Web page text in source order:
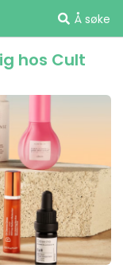
Å søke
hos Cult